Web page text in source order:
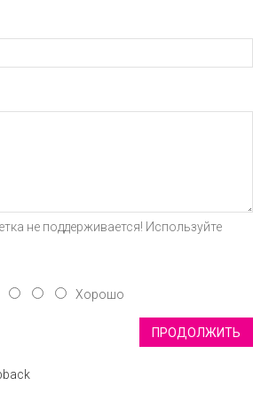
не поддерживается! Используйте
Хорошо
ПРОДОЛЖИТЬ